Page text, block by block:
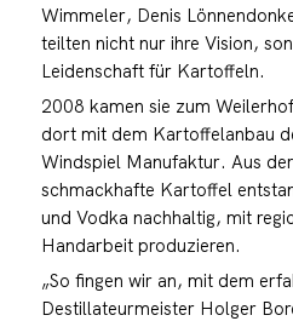
Wimmeler, Denis
teilten nicht nur ihre Vision,
Leidenschaft für Kartoffeln.
2008 kamen sie zum
dort mit dem Kartoffelanbau
Windspiel Manufaktur. Aus
schmackhafte Kartoffel
und Vodka nachhaltig, mit
Handarbeit produzieren.
„So fingen wir an, mit dem
Destillateurmeister Holger